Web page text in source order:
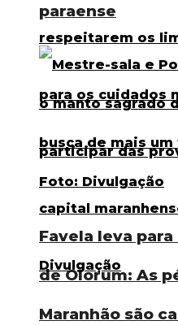
paraense
Favela leva
de Olorum: As
Maranhão são